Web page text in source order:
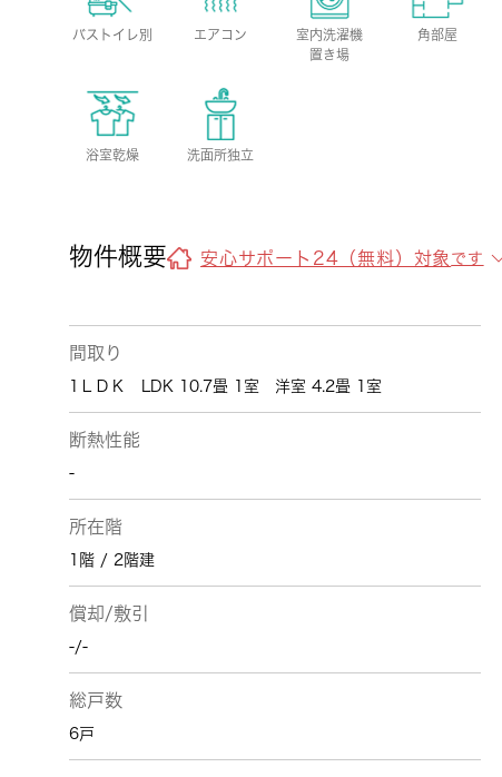
バストイレ別 エアコン
室内洗濯機
置き場
角部屋
浴室乾燥 洗面所独立
物件概要 安心サポート24（無料）対象 です
間取り
1ＬＤＫ LDK 10.7畳 1室 洋室 4.2畳 1室
断熱性能
-
所在階
1階 / 2階建
償却/敷引
-/-
総戸数
6戸